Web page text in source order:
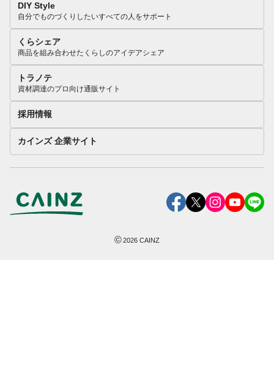
DIY Style
自分でものづくりしたいすべての人をサポート
くらシェア
商品を組み合わせたくらしのアイデアシェア
トラノテ
資材調達のプロ向け通販サイト
採用情報
カインズ 企業サイト
©2026 CAINZ